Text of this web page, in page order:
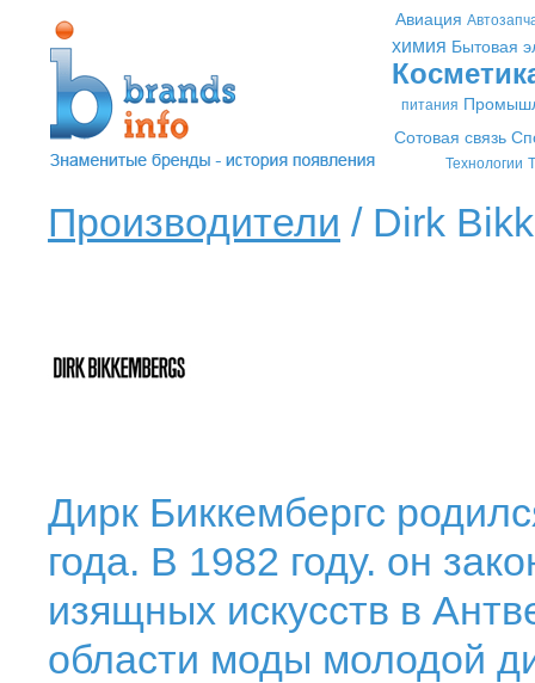
Авиация
химия Бытовая
питания
Сотовая связь
Технологии
Производители / Dirk
Дирк Биккембергс
года. В 1982 году. он
изящных искусств в
области моды молодой